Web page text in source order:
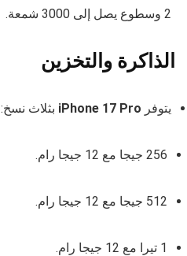
2 وسطوع يصل إلى 3000 شمعة.
الذاكرة والتخزين
يتوفر iPhone 17 Pro بثلاث نسخ:
256 جيجا مع 12 جيجا رام.
512 جيجا مع 12 جيجا رام.
1 تيرا مع 12 جيجا رام.